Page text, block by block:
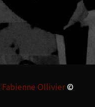
Fabienne Ollivier©